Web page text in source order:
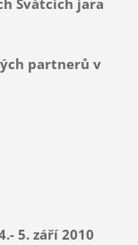
partnerů v
5. září 2010